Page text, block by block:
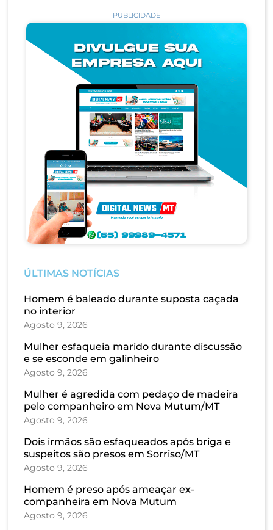
PUBLICIDADE
ÚLTIMAS NOTÍCIAS
Homem é baleado durante suposta caçada
no interior
Agosto 9, 2026
Mulher esfaqueia marido durante discussão
e se esconde em galinheiro
Agosto 9, 2026
Mulher é agredida com pedaço de madeira
pelo companheiro em Nova Mutum/MT
Agosto 9, 2026
Dois irmãos são esfaqueados após briga e
suspeitos são presos em Sorriso/MT
Agosto 9, 2026
Homem é preso após ameaçar ex-
companheira em Nova Mutum
Agosto 9, 2026